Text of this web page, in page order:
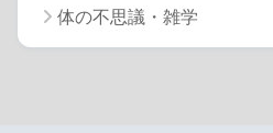
体の不思議・雑学